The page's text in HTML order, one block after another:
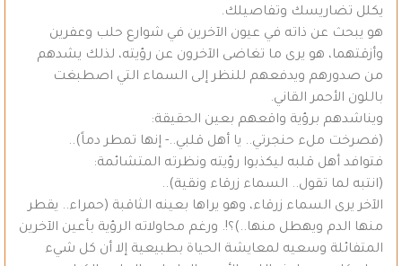
يكلل تضاريسك وتفاصيلك.
هو يبحث عن ذاته في عيون الآخرين في شوارع حلب وعفرين
وأزقتهما، هو يرى ما تغاضى الآخرون عن رؤيته، لذلك يشدهم
من صدورهم ويدفعهم للنظر إلى السماء التي اصطبغت
باللون الأحمر القاني.
ويناشدهم برؤية واقعهم بعين الحقيقة:
(فصرخت ملء حنجرتي.. يا أهل قلبي..- إنها تمطر دماً)..
فتوافد أهل قلبه ليكذبوا رؤيته ونظرته المتشائمة:
(انتبه لما تقول.. السماء زرقاء ونقية)..
الآخر يرى السماء زرقاء، وهو يراها بعينه الثاقبة (حمراء.. يقطر
منها الدم ويهطل منها..)؟!. ورغم محاولاته الرؤية بأعين الآخرين
المتفائلة وسعيه لمعايشة الحياة بطبيعية إلا أن كل شيء